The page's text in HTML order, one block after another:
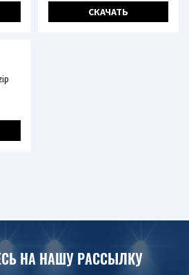
СКАЧАТЬ
НА НАШУ РАССЫЛКУ